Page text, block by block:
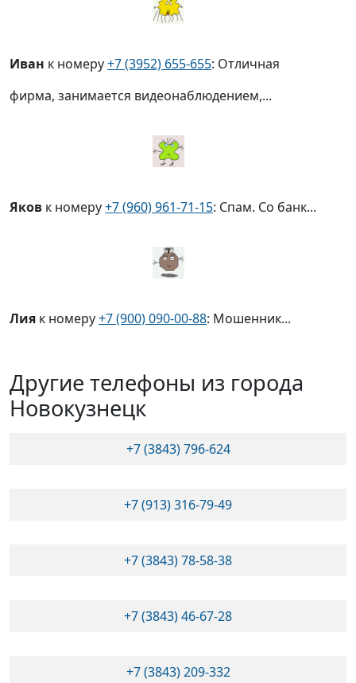
Иван к номеру+7 (3952) 655-655: Отличная
фирма, занимается видеонаблюдением,...
Яков к номеру+7 (960) 961-71-15: Спам. Со банк...
Лия к номеру+7 (900) 090-00-88: Мошенник...
Другие телефоны из города
Новокузнецк
+7 (3843) 796-624
+7 (913) 316-79-49
+7 (3843) 78-58-38
+7 (3843) 46-67-28
+7 (3843) 209-332